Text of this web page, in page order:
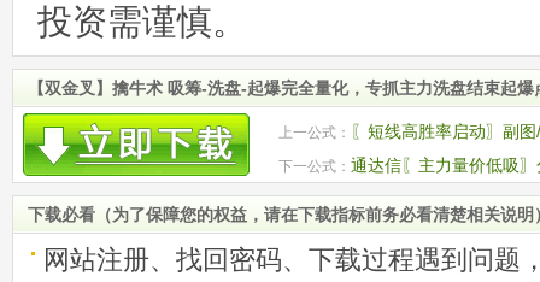
投资需谨慎。
【双金叉】擒牛术 吸筹-洗盘-起爆完全量化，专抓主力洗盘结束起
上一公式： 〖短线高胜率启动〗副
源码
下一公式： 通达信〖主力量价低吸
力资金动向 分时主图
下载必看（为了保障您的权益，请在下载指标前务必看清楚相关说明
网站注册、找回密码、下载过程遇到问题